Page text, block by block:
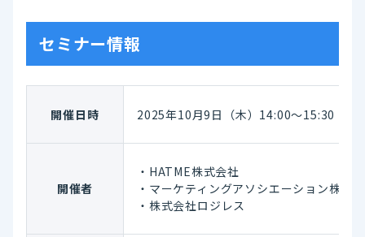
セミナー情報
開催日時 2025年10月9日（木）14:00～15:30
開催者
・HATME株式会社
・マーケティングアソシエーション株式
・株式会社ロジレス